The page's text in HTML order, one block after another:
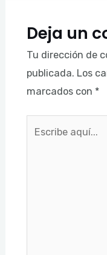
Deja un
Tu dirección de
publicada. Los
marcados con *